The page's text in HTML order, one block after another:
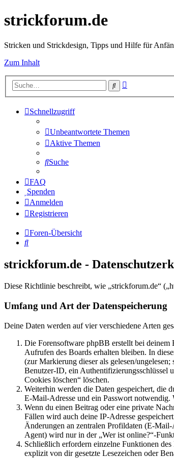
strickforum.de
Stricken und Strickdesign, Tipps und Hilfe für
Zum Inhalt
Suche
Schnellzugriff
Unbeantwortete Themen
Aktive Themen
Suche
FAQ
Spenden
Anmelden
Registrieren
Foren-Übersicht
Suche
strickforum.de -
Diese Richtlinie beschreibt, wie „strickforum.de“
Umfang und Art der Datenspeicherung
Deine Daten werden auf vier verschiedene Arten
Die Forensoftware phpBB erstellt bei deinem
Aufrufen des Boards erhalten bleiben. In
(zur Markierung dieser als gelesen/
Benutzer-ID, ein Authentifizierungsschlüssel
Cookies löschen“ löschen.
Weiterhin werden die Daten gespeichert, die
E-Mail-Adresse und ein Passwort notwendig.
Wenn du einen Beitrag oder eine private
Fällen wird auch deine IP-Adresse
Änderungen an zentralen Profildaten (E-
Agent) wird nur in der „Wer ist online?“-
Schließlich erfordern einzelne Funktionen
explizit von dir gesetzte Lesezeichen oder